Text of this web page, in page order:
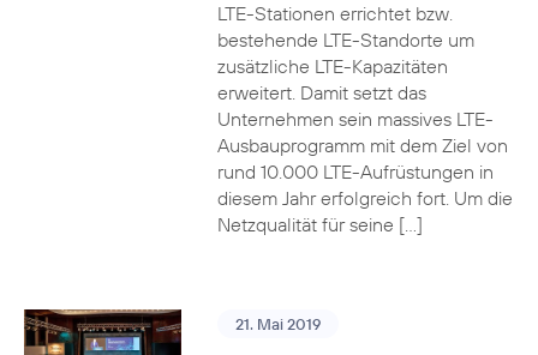
LTE-Stationen errichtet bzw.
bestehende LTE-Standorte um
zusätzliche LTE-Kapazitäten
erweitert. Damit setzt das
Unternehmen sein massives LTE-
Ausbauprogramm mit dem Ziel von
rund 10.000 LTE-Aufrüstungen in
diesem Jahr erfolgreich fort. Um die
Netzqualität für seine […]
21. Mai 2019